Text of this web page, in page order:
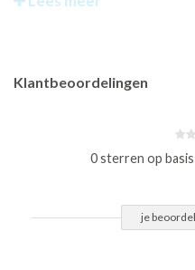
Klantbeoordelingen
0 sterren op
je